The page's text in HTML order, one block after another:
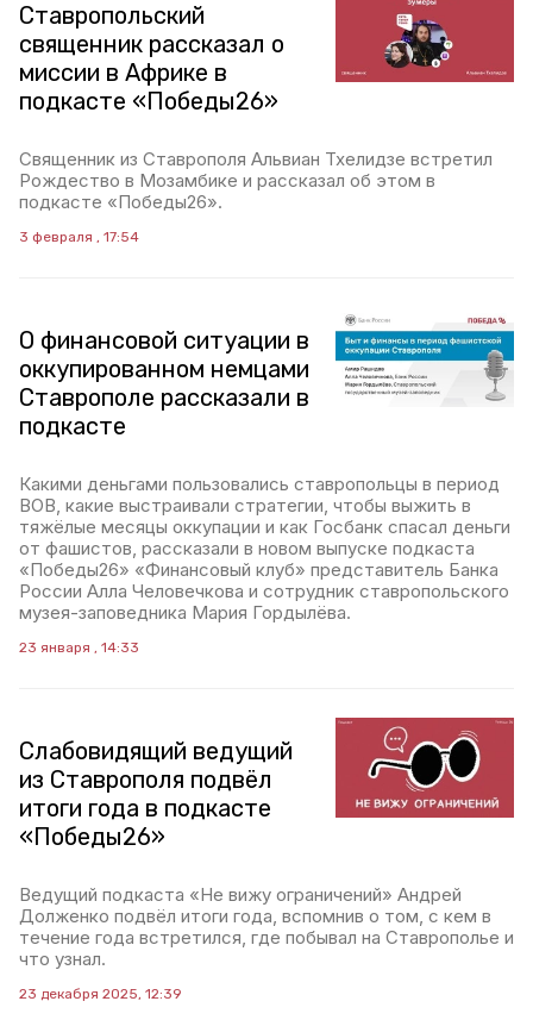
Ставропольский
священник рассказал о
миссии в Африке в
подкасте «Победы26»
Священник из Ставрополя Альвиан Тхелидзе встретил
Рождество в Мозамбике и рассказал об этом в
подкасте «Победы26».
3 февраля , 17:54
О финансовой ситуации в
оккупированном немцами
Ставрополе рассказали в
подкасте
Какими деньгами пользовались ставропольцы в период
ВОВ, какие выстраивали стратегии, чтобы выжить в
тяжёлые месяцы оккупации и как Госбанк спасал деньги
от фашистов, рассказали в новом выпуске подкаста
«Победы26» «Финансовый клуб» представитель Банка
России Алла Человечкова и сотрудник ставропольского
музея-заповедника Мария Гордылёва.
23 января , 14:33
Слабовидящий ведущий
из Ставрополя подвёл
итоги года в подкасте
«Победы26»
Ведущий подкаста «Не вижу ограничений» Андрей
Долженко подвёл итоги года, вспомнив о том, с кем в
течение года встретился, где побывал на Ставрополье и
что узнал.
23 декабря 2025, 12:39